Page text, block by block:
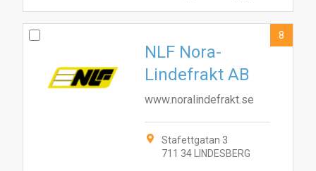
NLF Nora-
Lindefrakt AB
www.noralindefrakt.se
Stafettgatan 3
711 34 LINDESBERG
8